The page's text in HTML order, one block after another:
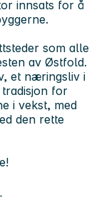
innsats for å
som alle
av Østfold.
et næringsliv i
for
i vekst, med
den rette